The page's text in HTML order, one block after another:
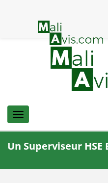
Menu
Un Superviseur HSE